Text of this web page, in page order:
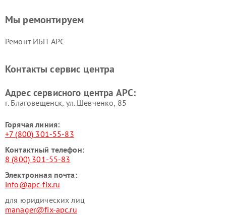
Мы ремонтируем
Ремонт ИБП APC
Контакты сервис центра
Адрес сервисного центра APC:
г. Благовещенск, ул. Шевченко, 85
Горячая линия:
+7 (800) 301-55-83
Контактный телефон:
8 (800) 301-55-83
Электронная почта:
info@apc-fix.ru
для юридических лиц
manager@fix-apc.ru